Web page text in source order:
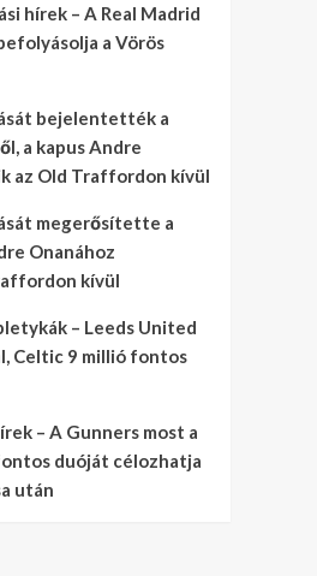
hírek – A Real Madrid
a Vörös
bejelentették a
a kapus Andre
az Old Traffordon kívül
megerősítette a
Onanához
kívül
– Leeds United
Celtic 9 millió fontos
– A Gunners most a
duóját célozhatja
után